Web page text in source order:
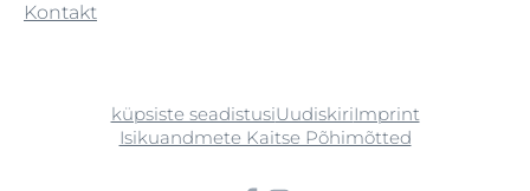
Kontakt
küpsiste seadistusiUudiskiriImprint
Isikuandmete Kaitse Põhimõtted